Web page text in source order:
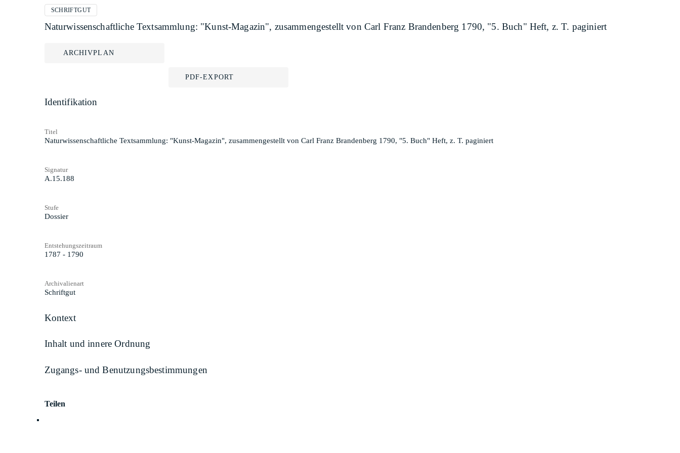
SCHRIFTGUT
Naturwissenschaftliche Textsammlung: "Kunst-Magazin", zusammengestellt von Carl Franz Brandenberg 1790, "5. Buch" Heft, z. T. paginiert
ARCHIVPLAN
PDF-EXPORT
Identifikation
Titel
Naturwissenschaftliche Textsammlung: "Kunst-Magazin", zusammengestellt von Carl Franz Brandenberg 1790, "5. Buch" Heft, z. T. paginiert
Signatur
A.15.188
Stufe
Dossier
Entstehungszeitraum
1787 - 1790
Archivalienart
Schriftgut
Kontext
Inhalt und innere Ordnung
Zugangs- und Benutzungsbestimmungen
Teilen